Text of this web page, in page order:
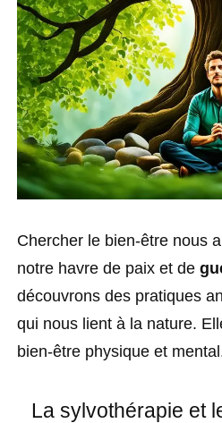
Chercher le bien-être nous
notre havre de paix et de
découvrons des pratiques
qui nous lient à la nature.
bien-être physique et
La sylvothérapie et